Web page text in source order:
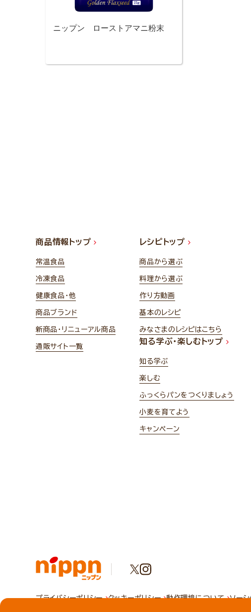
ニップン ローストアマニ粉末
商品情報トップ
常温食品
冷凍食品
健康食品・他
商品ブランド
新商品・リニューアル商品
通販サイト一覧
レシピトップ
商品から選ぶ
料理から選ぶ
作り方動画
基本のレシピ
みなさまのレシピはこちら
知る学ぶ・楽しむトップ
知る学ぶ
楽しむ
ふっくらパンをつくりましょう
小麦を育てよう
キャンペーン
プライバシーポリシー クッキーポリシー 動作環境について ソー